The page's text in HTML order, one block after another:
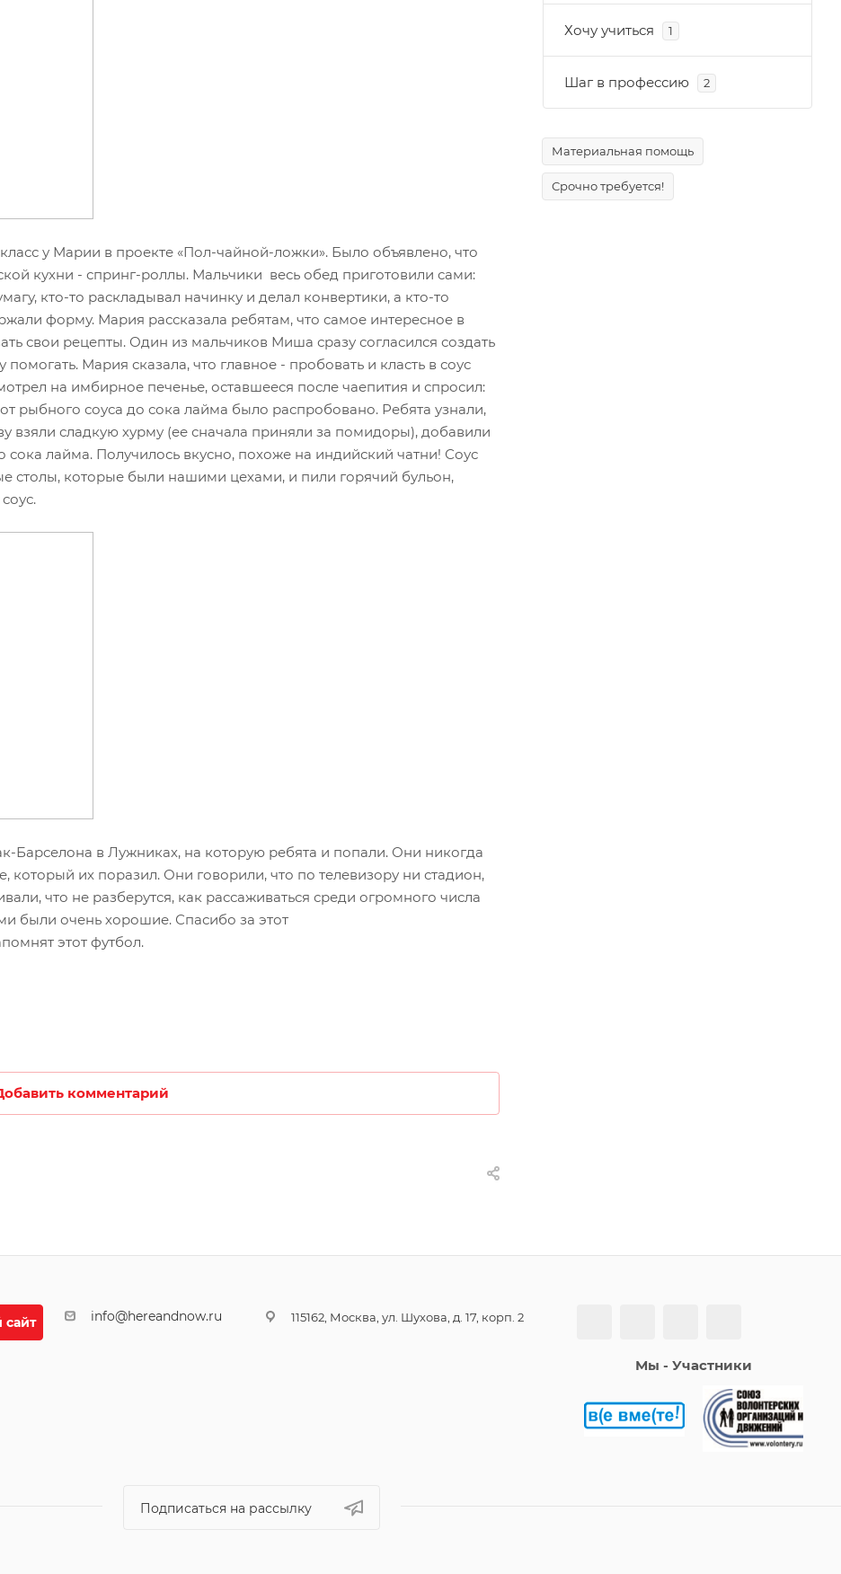
у Марии в проекте «Пол-чайной-ложки». Было объявлено, что
кухни - спринг-роллы. Мальчики весь обед приготовили сами:
кто-то раскладывал начинку и делал конвертики, а кто-то
форму. Мария рассказала ребятам, что самое интересное в
свои рецепты. Один из мальчиков Миша сразу согласился создать
Мария сказала, что главное - пробовать и класть в соус
на имбирное печенье, оставшееся после чаепития и спросил:
рыбного соуса до сока лайма было распробовано. Ребята узнали,
взяли сладкую хурму (ее сначала приняли за помидоры), добавили
сока лайма. Получилось вкусно, похоже на индийский чатни! Соус
столы, которые были нашими цехами, и пили горячий бульон,
Барселона в Лужниках, на которую ребята и попали. Они никогда
их поразил. Они говорили, что по телевизору ни стадион,
что не разберутся, как рассаживаться среди огромного числа
были очень хорошие. Спасибо за этот
этот футбол.
комментарий
Хочу учиться 1
Шаг в профессию 2
Материальная помощь
Срочно требуется!
сайт info@hereandnow.ru 115162, Москва, ул. Шухова, д. 17, корп. 2
Мы - Участники
Подписаться на рассылку